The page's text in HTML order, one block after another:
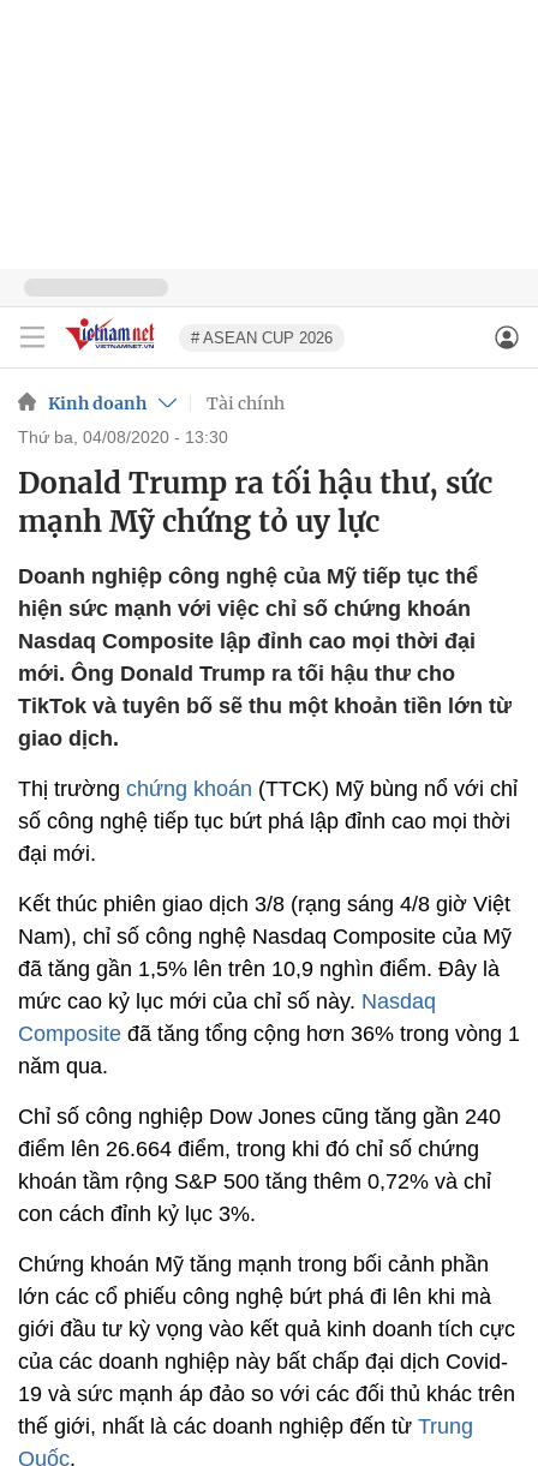
# ASEAN CUP 2026
Kinh doanh Tài chính
thứ ba, 04/08/2020 - 13:30
Donald Trump ra tối hậu thư, sức
mạnh Mỹ chứng tỏ uy lực
Doanh nghiệp công nghệ của Mỹ tiếp tục thể
hiện sức mạnh với việc chỉ số chứng khoán
Nasdaq Composite lập đỉnh cao mọi thời đại
mới. Ông Donald Trump ra tối hậu thư cho
TikTok và tuyên bố sẽ thu một khoản tiền lớn từ
giao dịch.
Thị trường chứng khoán (TTCK) Mỹ bùng nổ với chỉ
số công nghệ tiếp tục bứt phá lập đỉnh cao mọi thời
đại mới.
Kết thúc phiên giao dịch 3/8 (rạng sáng 4/8 giờ Việt
Nam), chỉ số công nghệ Nasdaq Composite của Mỹ
đã tăng gần 1,5% lên trên 10,9 nghìn điểm. Đây là
mức cao kỷ lục mới của chỉ số này. Nasdaq
Composite đã tăng tổng cộng hơn 36% trong vòng 1
năm qua.
Chỉ số công nghiệp Dow Jones cũng tăng gần 240
điểm lên 26.664 điểm, trong khi đó chỉ số chứng
khoán tầm rộng S&P 500 tăng thêm 0,72% và chỉ
con cách đỉnh kỷ lục 3%.
Chứng khoán Mỹ tăng mạnh trong bối cảnh phần
lớn các cổ phiếu công nghệ bứt phá đi lên khi mà
giới đầu tư kỳ vọng vào kết quả kinh doanh tích cực
của các doanh nghiệp này bất chấp đại dịch Covid-
19 và sức mạnh áp đảo so với các đối thủ khác trên
thế giới, nhất là các doanh nghiệp đến từ Trung
Quốc.